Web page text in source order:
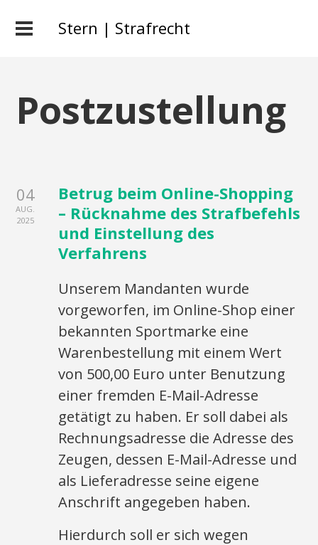
Stern | Strafrecht
Postzustellung
04
AUG.
2025
Betrug beim Online-Shopping
– Rücknahme des Strafbefehls
und Einstellung des
Verfahrens
Unserem Mandanten wurde
vorgeworfen, im Online-Shop einer
bekannten Sportmarke eine
Warenbestellung mit einem Wert
von 500,00 Euro unter Benutzung
einer fremden E-Mail-Adresse
getätigt zu haben. Er soll dabei als
Rechnungsadresse die Adresse des
Zeugen, dessen E-Mail-Adresse und
als Lieferadresse seine eigene
Anschrift angegeben haben.
Hierdurch soll er sich wegen